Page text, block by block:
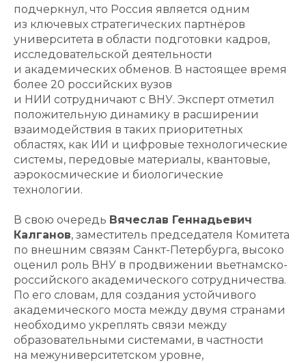
подчеркнул, что Россия является одним
из ключевых стратегических партнёров
университета в области подготовки кадров,
исследовательской деятельности
и академических обменов. В настоящее время
более 20 российских вузов
и НИИ сотрудничают с ВНУ. Эксперт отметил
положительную динамику в расширении
взаимодействия в таких приоритетных
областях, как ИИ и цифровые технологические
системы, передовые материалы, квантовые,
аэрокосмические и биологические
технологии.
В свою очередь Вячеслав Геннадьевич
Калганов, заместитель председателя Комитета
по внешним связям Санкт-Петербурга, высоко
оценил роль ВНУ в продвижении вьетнамско-
российского академического сотрудничества.
По его словам, для создания устойчивого
академического моста между двумя странами
необходимо укреплять связи между
образовательными системами, в частности
на межуниверситетском уровне,